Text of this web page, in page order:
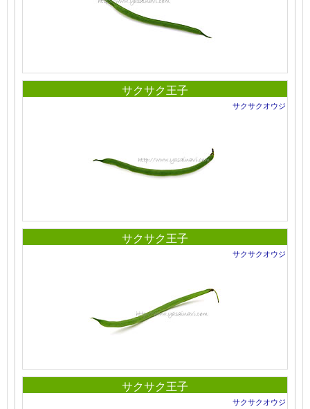
サクサク王子
サクサクオウジ
サクサク王子
サクサクオウジ
サクサク王子
サクサクオウジ